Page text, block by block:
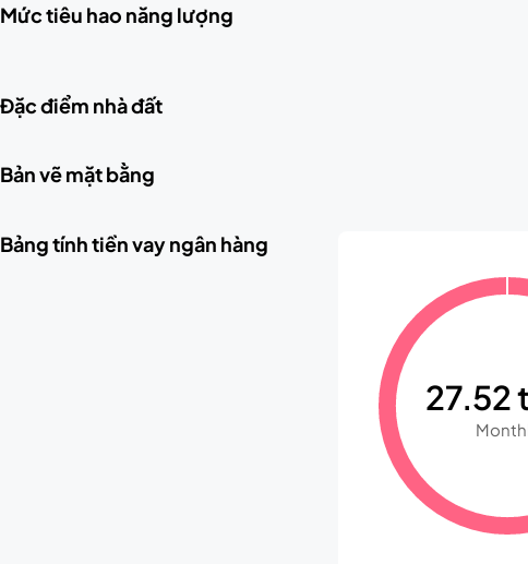
Mức tiêu hao năng lượng
Đặc điểm nhà đất
Bản vẽ mặt bằng
Bảng tính tiền vay ngân hàng
27.52